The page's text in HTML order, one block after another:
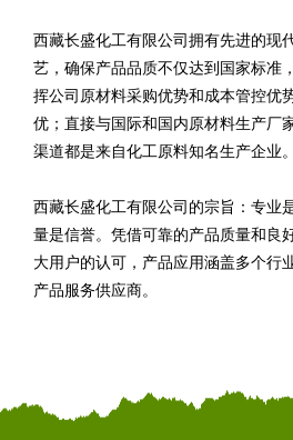
西藏长盛化工有限公司拥有先进的现
艺，确保产品品质不仅达到国家标准
挥公司原材料采购优势和成本管控优
优；直接与国际和国内原材料生产厂
渠道都是来自化工原料知名生产企业。
西藏长盛化工有限公司的宗旨：专业
量是信誉。凭借可靠的产品质量和良
大用户的认可，产品应用涵盖多个行
产品服务供应商。